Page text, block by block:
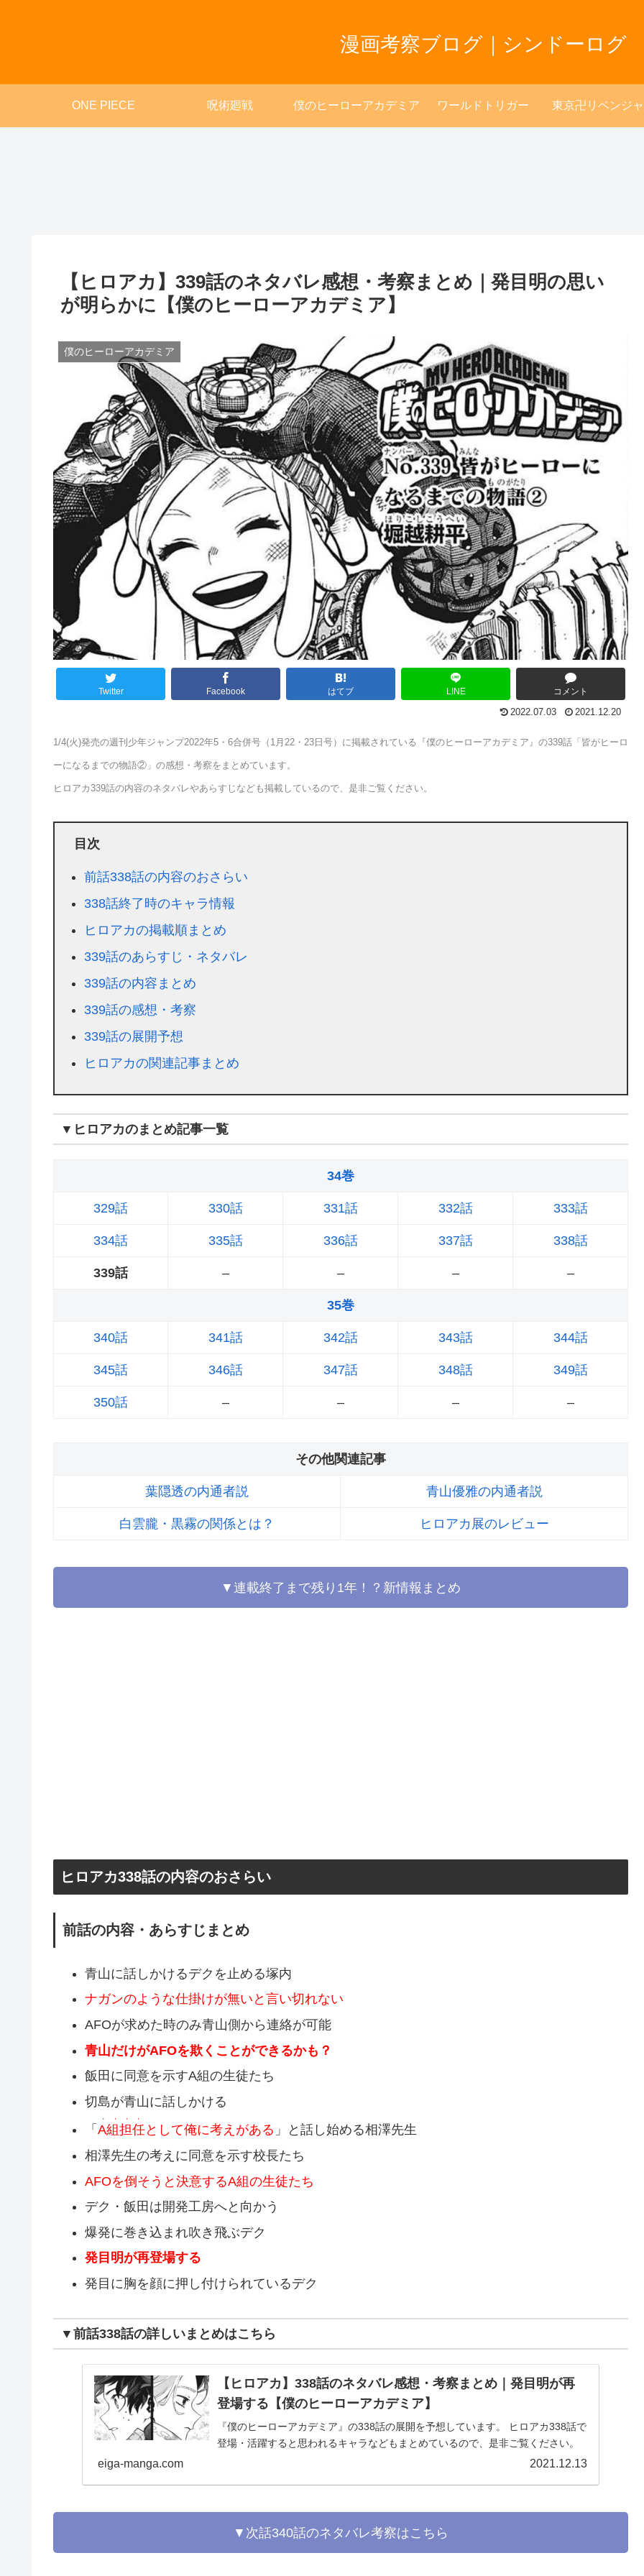
漫画考察ブログ｜シンドーログ
ONE PIECE 呪術廻戦 僕のヒーローアカデミア ワールドトリガー 東京卍リベンジ
【ヒロアカ】339話のネタバレ感想・考察まとめ｜発目明の思い
が明らかに【僕のヒーローアカデミア】
僕のヒーローアカデミア
Twitter Facebook はてブ LINE コメント
2022.07.03 2021.12.20
1/4(火)発売の週刊少年ジャンプ2022年5・6合併号（1月22・23日号）に掲載されている『僕のヒーローアカデミア』の339話「皆がヒーロ
ーになるまでの物語②」の感想・考察をまとめています。
ヒロアカ339話の内容のネタバレやあらすじなども掲載しているので、是非ご覧ください。
目次
前話338話の内容のおさらい
338話終了時のキャラ情報
ヒロアカの掲載順まとめ
339話のあらすじ・ネタバレ
339話の内容まとめ
339話の感想・考察
339話の展開予想
ヒロアカの関連記事まとめ
▼ヒロアカのまとめ記事一覧
34巻
329話 330話 331話 332話 333話
334話 335話 336話 337話 338話
339話 – – – –
35巻
340話 341話 342話 343話 344話
345話 346話 347話 348話 349話
350話 – – – –
その他関連記事
葉隠透の内通者説 青山優雅の内通者説
白雲朧・黒霧の関係とは？ ヒロアカ展のレビュー
▼連載終了まで残り1年！？新情報まとめ
ヒロアカ338話の内容のおさらい
前話の内容・あらすじまとめ
青山に話しかけるデクを止める塚内
ナガンのような仕掛けが無いと言い切れない
AFOが求めた時のみ青山側から連絡が可能
青山だけがAFOを欺くことができるかも？
飯田に同意を示すA組の生徒たち
切島が青山に話しかける
「 A組担任
・・・・
として俺に考えがある 」と話し始める相澤先生
相澤先生の考えに同意を示す校長たち
AFOを倒そうと決意するA組の生徒たち
デク・飯田は開発工房へと向かう
爆発に巻き込まれ吹き飛ぶデク
発目明が再登場する
発目に胸を顔に押し付けられているデク
▼前話338話の詳しいまとめはこちら
【ヒロアカ】338話のネタバレ感想・考察まとめ｜発目明が再
登場する【僕のヒーローアカデミア】
『僕のヒーローアカデミア』の338話の展開を予想しています。 ヒロアカ338話で
登場・活躍すると思われるキャラなどもまとめているので、是非ご覧ください。
eiga-manga.com 2021.12.13
▼次話340話のネタバレ考察はこちら